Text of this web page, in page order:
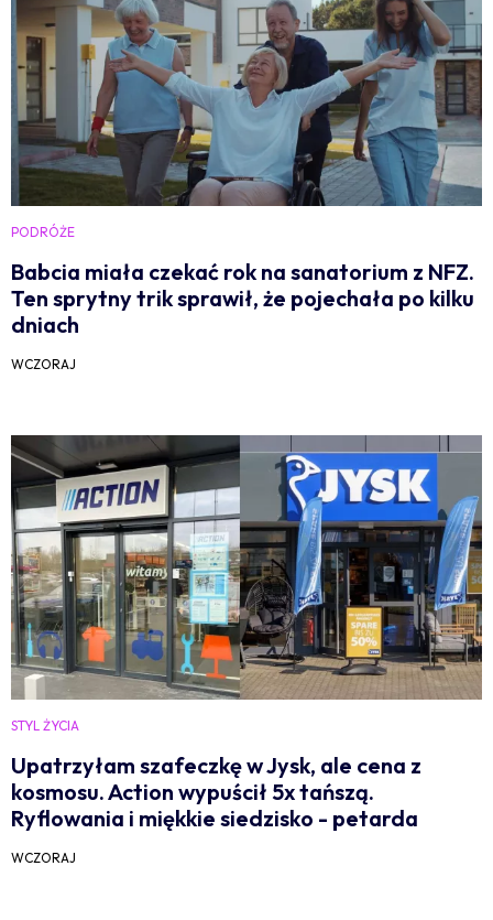
PODRÓŻE
Babcia miała czekać rok na sanatorium z NFZ.
Ten sprytny trik sprawił, że pojechała po kilku
dniach
WCZORAJ
STYL ŻYCIA
Upatrzyłam szafeczkę w Jysk, ale cena z
kosmosu. Action wypuścił 5x tańszą.
Ryflowania i miękkie siedzisko - petarda
WCZORAJ